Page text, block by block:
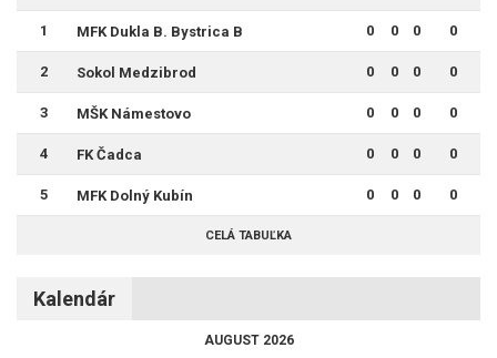
1 MFK Dukla B. Bystrica B 0 0 0 0
2 Sokol Medzibrod 0 0 0 0
3 MŠK Námestovo 0 0 0 0
4 FK Čadca 0 0 0 0
5 MFK Dolný Kubín 0 0 0 0
CELÁ TABUĽKA
Kalendár
AUGUST 2026